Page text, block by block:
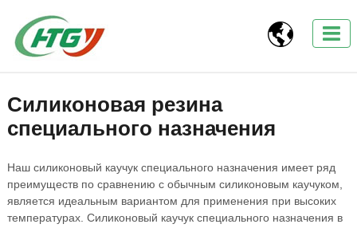

Силиконовая резина
специального назначения
Наш силиконовый каучук специального назначения имеет ряд
преимуществ по сравнению с обычным силиконовым каучуком,
является идеальным вариантом для применения при высоких
температурах. Силиконовый каучук специального назначения в